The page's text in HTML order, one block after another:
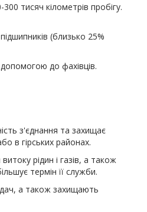
тисяч кілометрів пробігу.
(близько 25%
до фахівців.
з'єднання та захищає
в гірських районах.
рідин і газів, а також
термін її служби.
а також захищають